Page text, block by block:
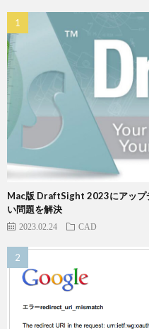
Mac版 DraftSight 2023にアップ
い問題を解決
2023.02.24 CAD